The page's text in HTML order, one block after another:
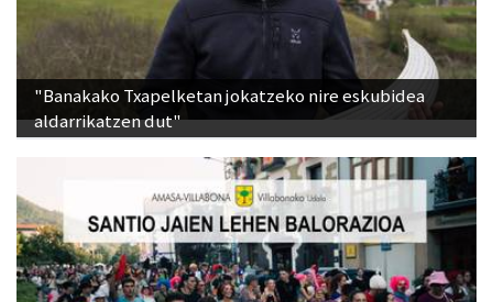
"Banakako Txapelketan jokatzeko nire eskubidea
aldarrikatzen dut"